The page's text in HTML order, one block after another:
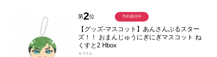
第2位
【グッズ-マスコット】あんさんぶるスター
ズ！！ おまんじゅうにぎにぎマスコット ね
くすと2 Hbox
￥770
予約受付中